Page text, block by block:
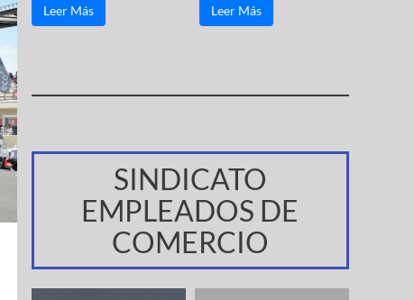
Leer Más Leer Más
SINDICATO
EMPLEADOS DE
COMERCIO